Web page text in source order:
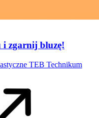
i zgarnij bluzę!
TEB Technikum